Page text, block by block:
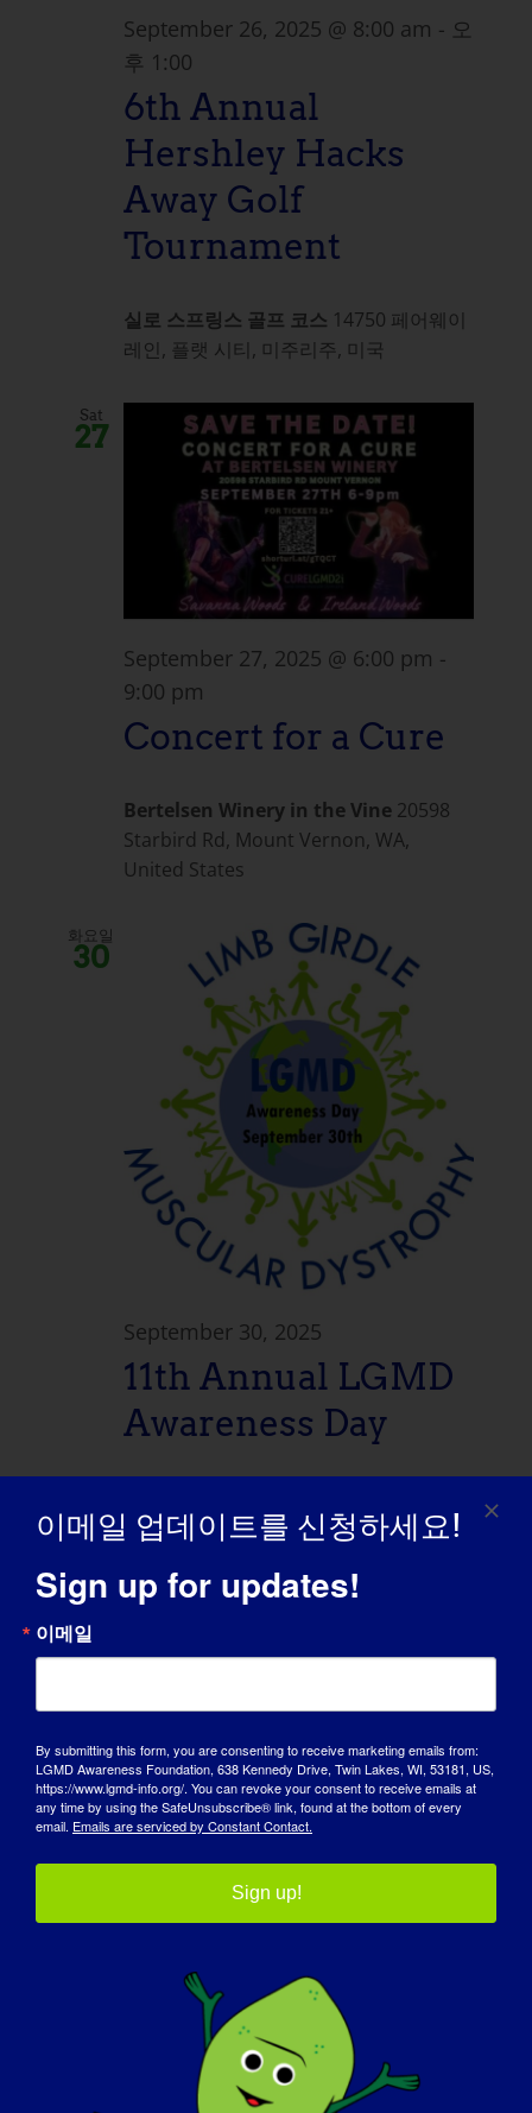
September 26, 2025 @ 8:00 am - 오
후 1:00
6th Annual
Hershley Hacks
Away Golf
Tournament
실로 스프링스 골프 코스 14750 페어웨이
레인, 플랫 시티, 미주리주, 미국
Sat
27
September 27, 2025 @ 6:00 pm -
9:00 pm
Concert for a Cure
Bertelsen Winery in the Vine 20598
Starbird Rd, Mount Vernon, WA,
United States
화요일
30
September 30, 2025
11th Annual LGMD
Awareness Day
30
September 30, 2025 @ 3:00 pm
후 4시
Daily Living:
Healthy Weight
이메일 업데이트를 신청하세요!
Sign up for updates!
이메일
By submitting this form, you are consenting to receive marketing emails from:
LGMD Awareness Foundation, 638 Kennedy Drive, Twin Lakes, WI, 53181, US,
https://www.lgmd-info.org/. You can revoke your consent to receive emails at
any time by using the SafeUnsubscribe® link, found at the bottom of every
email. Emails are serviced by Constant Contact.
Sign up!